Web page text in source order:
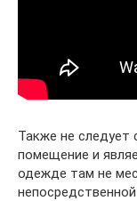
Также не следует
помещение и
одежде там не